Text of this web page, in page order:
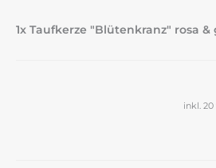
1x Taufkerze "Blütenkranz" rosa &
inkl. 20